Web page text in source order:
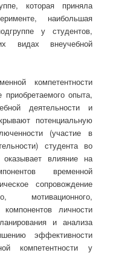
которая приняла
наибольшая
у студентов,
видах внеучебной
компетентности
опыта,
деятельности и
потенциальную
(участие в
студента во
влияние на
временной
сопровождение
мотивационного,
личности
и анализа
эффективности
компетентности у